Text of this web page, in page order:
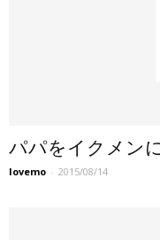
パパをイクメン
lovemo - 2015/08/14